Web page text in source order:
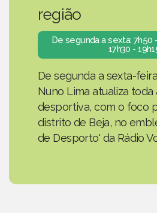
região
De segunda a sexta: 7h50
17h30 -
De segunda a sexta-
Nuno Lima atualiza
desportiva, com o foco
distrito de Beja, no
de Desporto' da Rádio